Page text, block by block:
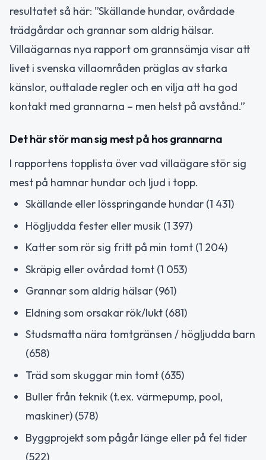
resultatet så här: ”Skällande hundar, ovårdade
trädgårdar och grannar som aldrig hälsar.
Villaägarnas nya rapport om grannsämja visar att
livet i svenska villaområden präglas av starka
känslor, outtalade regler och en vilja att ha god
kontakt med grannarna – men helst på avstånd.”
Det här stör man sig mest på hos grannarna
I rapportens topplista över vad villaägare stör sig
mest på hamnar hundar och ljud i topp.
Skällande eller lösspringande hundar (1 431)
Högljudda fester eller musik (1 397)
Katter som rör sig fritt på min tomt (1 204)
Skräpig eller ovårdad tomt (1 053)
Grannar som aldrig hälsar (961)
Eldning som orsakar rök/lukt (681)
Studsmatta nära tomtgränsen / högljudda barn
(658)
Träd som skuggar min tomt (635)
Buller från teknik (t.ex. värmepump, pool,
maskiner) (578)
Byggprojekt som pågår länge eller på fel tider
(522)